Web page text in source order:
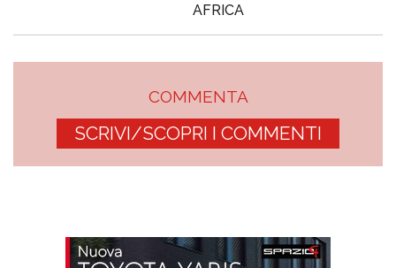
AFRICA
COMMENTA
SCRIVI/SCOPRI I COMMENTI